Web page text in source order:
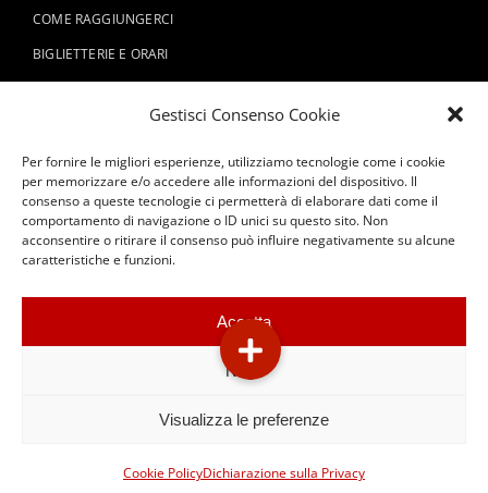
Gestisci Consenso Cookie
Per fornire le migliori esperienze, utilizziamo tecnologie come i cookie
per memorizzare e/o accedere alle informazioni del dispositivo. Il
consenso a queste tecnologie ci permetterà di elaborare dati come il
comportamento di navigazione o ID unici su questo sito. Non
acconsentire o ritirare il consenso può influire negativamente su alcune
caratteristiche e funzioni.
Accetta
Nega
Visualizza le preferenze
Cookie PolicyDichiarazione sulla Privacy
COME RAGGIUNGERCI
BIGLIETTERIE E ORARI
ORGANIZZA IL TUO EVENTO
95113460166 - all right reserved. |Amministrazione